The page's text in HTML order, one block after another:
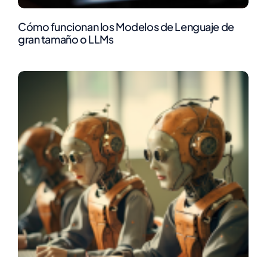
Cómo funcionan los Modelos de Lenguaje de
gran tamaño o LLMs